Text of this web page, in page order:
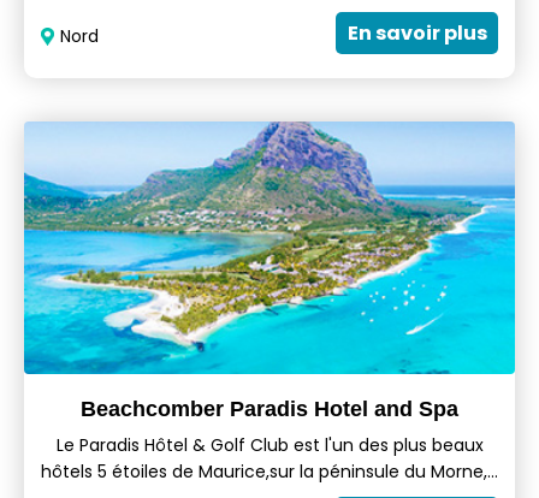
Gaube. Avec sa vue imprenable sur les cinq îlots du
nord, ses quatre plages vierges et ses deux îlots
recherchent émotion, découverte et détente. Conçu
pour proposer la vie authentique des îliens, Zilwa
Attitude (qui signifie "insulaire" en créole mauricien)
est un hommage éloquent au patrimoine national.
Nord En savoir plus
Beachcomber Paradis Hotel and Spa
Le Paradis Hôtel & Golf Club est l'un des plus beaux
hôtels 5 étoiles de Maurice,sur la péninsule du Morne,à